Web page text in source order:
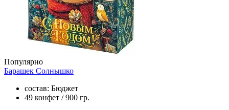
Популярно
Барашек Солнышко
состав: Бюджет
49 конфет / 900 гр.